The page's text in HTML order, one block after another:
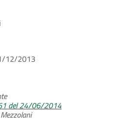
12/2013
del 24/06/2014